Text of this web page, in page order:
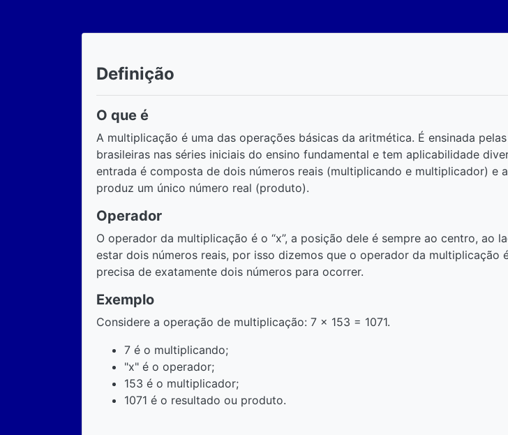
Definição
O que é
A multiplicação é uma das operações básicas da aritmética. É ensinada
brasileiras nas séries iniciais do ensino fundamental e tem aplicabilidade
entrada é composta de dois números reais (multiplicando e multiplicador) e
produz um único número real (produto).
Operador
O operador da multiplicação é o “x”, a posição dele é sempre ao centro, ao
estar dois números reais, por isso dizemos que o operador da multiplicação
precisa de exatamente dois números para ocorrer.
Exemplo
Considere a operação de multiplicação: 7 x 153 = 1071.
7 é o multiplicando;
"x" é o operador;
153 é o multiplicador;
1071 é o resultado ou produto.